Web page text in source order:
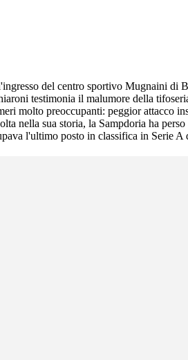
del centro sportivo Mugnaini di
testimonia il malumore della
molto preoccupanti: peggior attacco
nella sua storia, la Sampdoria ha
l'ultimo posto in classifica in Serie A